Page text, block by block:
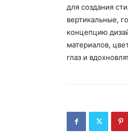
для создания
вертикальные,
концепцию
материалов,
глаз и